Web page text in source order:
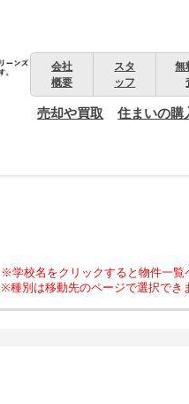
会社
概要
スタ
ッフ
無
売却や買取 住まいの購
※学校名をクリックすると物件一覧
※種別は移動先のページで選択でき